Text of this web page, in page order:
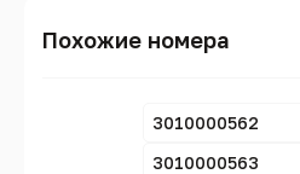
Похожие номера
3010000562
3010000563